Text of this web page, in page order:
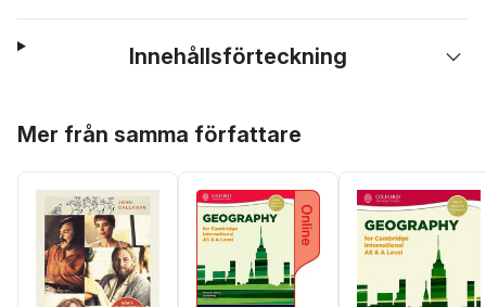
Innehållsförteckning
Mer från samma författare